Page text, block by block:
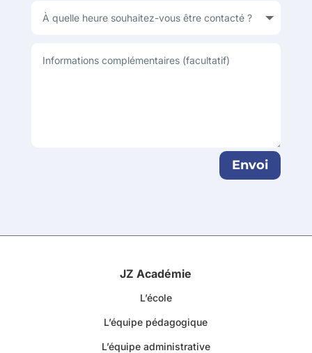
Envoi
JZ Académie
L’école
L’équipe pédagogique
L’équipe administrative